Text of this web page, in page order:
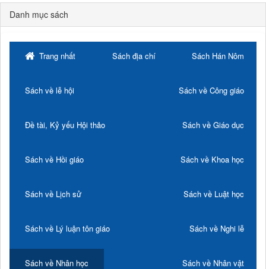
Danh mục sách
Trang nhất Sách địa chí Sách Hán Nôm
Sách về lễ hội Sách về Công giáo
Đề tài, Kỷ yếu Hội thảo Sách về Giáo dục
Sách về Hồi giáo Sách về Khoa học
Sách về Lịch sử Sách về Luật học
Sách về Lý luận tôn giáo Sách về Nghi lễ
Sách về Nhân học Sách về Nhân vật